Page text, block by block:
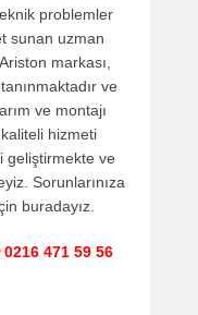
problemler
sunan uzman
markası,
ve
ve montajı
hizmeti
geliştirmekte ve
Sorunlarınıza
buradayız.
471 59 56